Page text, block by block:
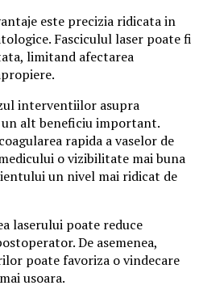
este precizia ridicata in
Fasciculul laser poate fi
limitand afectarea
interventiilor asupra
alt beneficiu important.
rapida a vaselor de
o vizibilitate mai buna
un nivel mai ridicat de
laserului poate reduce
De asemenea,
poate favoriza o vindecare
usoara.